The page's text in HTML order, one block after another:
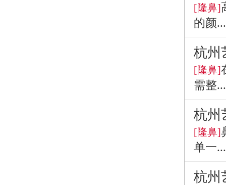
[隆鼻]
的颜...
杭州
[隆鼻]
需整...
杭州
[隆鼻]
单一...
杭州